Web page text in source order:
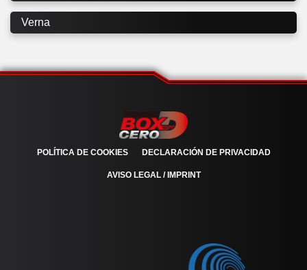
Verna
POLÍTICA DE COOKIES DECLARACIÓN DE PRIVACIDAD
AVISO LEGAL / IMPRINT